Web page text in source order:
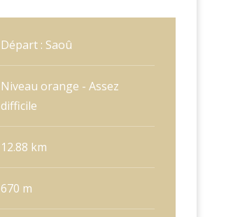
Départ : Saoû
Niveau orange - Assez
difficile
12.88 km
670 m